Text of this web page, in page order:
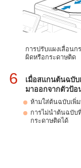
การปรับแผงเลื่อน
ผิดหรือกระดาษติด
6
เมื่อสแกนต้นฉบั
มาออกจากตัวป้อ
ห้ามใส่ต้นฉบับเพิ่
การไม่นำต้นฉบับ
กระดาษติดได้